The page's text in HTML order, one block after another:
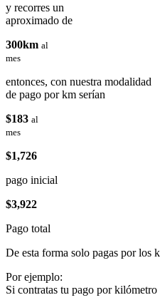
y recorres un
aproximado de
300km al
mes
entonces, con nuestra modalidad
de pago por km serían
$183 al
mes
$1,726
pago inicial
$3,922
Pago total
De esta forma solo pagas por los
Por ejemplo:
Si contratas tu pago por kilómetro